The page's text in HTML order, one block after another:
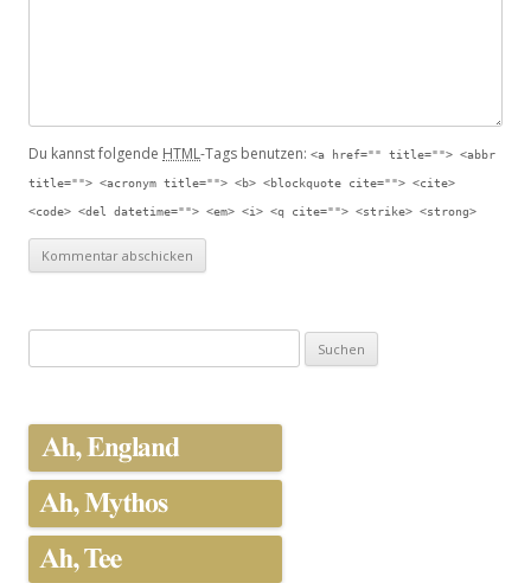
Du kannst folgende HTML-Tags benutzen: <a href="" title=""> <abbr
title=""> <acronym title=""> <b> <blockquote cite=""> <cite>
<code> <del datetime=""> <em> <i> <q cite=""> <strike> <strong>